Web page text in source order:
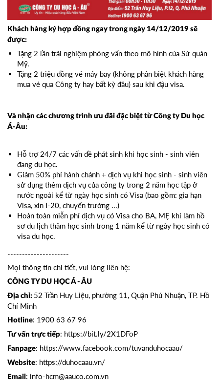
Khách hàng ký hợp đồng ngay trong ngày 14/12/2019 sẽ
được:
Tặng 2 lần trải nghiệm phỏng vấn theo mô hình của Sứ quán
Mỹ.
Tặng 2 triệu đồng vé máy bay (không phân biệt khách hàng
mua vé qua Công ty hay bất kỳ đâu) sau khi đậu visa.
Và nhận các chương trình ưu đãi đặc biệt từ Công ty Du học
Á-Âu:
Hỗ trợ 24/7 các vấn đề phát sinh khi học sinh - sinh viên
đang du học.
Giảm 50% phí hành chánh + dịch vụ khi học sinh - sinh viên
sử dụng thêm dịch vụ của công ty trong 2 năm học tập ở
nước ngoài kể từ ngày học sinh có Visa (bao gồm: gia hạn
Visa, xin I-20, chuyển trường ...)
Hoàn toàn miễn phí dịch vụ có Visa cho BA, MẸ khi làm hồ
sơ du lịch thăm học sinh trong 1 năm kể từ ngày học sinh có
visa du học.
---------------------
Mọi thông tin chi tiết, vui lòng liên hệ:
CÔNG TY DU HỌC Á - ÂU
Địa chỉ: 52 Trần Huy Liệu, phường 11, Quận Phú Nhuận, TP. Hồ
Chí Minh
Hotline: 1900 63 67 96
Tư vấn trực tiếp: https://bit.ly/2X1DFoP
Fanpage: https://www.facebook.com/tuvanduhocaau/
Website: https://duhocaau.vn/
Email : info-hcm@aauco.com.vn